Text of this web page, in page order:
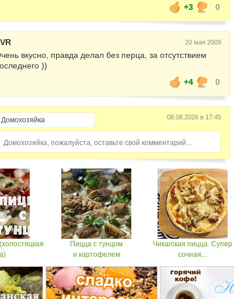
+3
0
20 мая 2009
вкусно, правда делал без перца, за отсутствием
))
+4
0
08.08.2026 в 17:45
Домохозяйка, пожалуйста, оставьте свой комментарий...
Пицца с тунцом
и картофелем
Чикагская пицца. Супер
сочная...